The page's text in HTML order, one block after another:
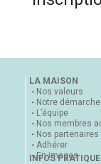
LA MAISON
Nos valeurs
Notre démarche
L’équipe
Nos membres
Nos partenaires
Adhérer
En images
INFOS